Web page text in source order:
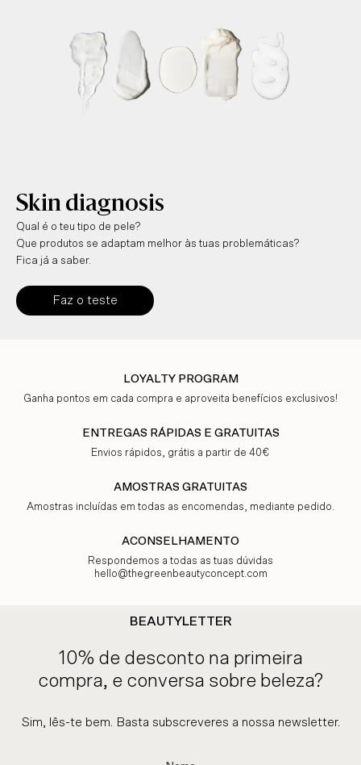
Skin diagnosis
Qual é o teu tipo de pele?
Que produtos se adaptam melhor às tuas problemáticas?
Fica já a saber.
Faz o teste
LOYALTY PROGRAM
Ganha pontos em cada compra e aproveita benefícios exclusivos!
ENTREGAS RÁPIDAS E GRATUITAS
Envios rápidos, grátis a partir de 40€
AMOSTRAS GRATUITAS
Amostras incluídas em todas as encomendas, mediante pedido.
ACONSELHAMENTO
Respondemos a todas as tuas dúvidas
hello@thegreenbeautyconcept.com
BEAUTYLETTER
10% de desconto na primeira
compra, e conversa sobre beleza?
Sim, lês-te bem. Basta subscreveres a nossa newsletter.